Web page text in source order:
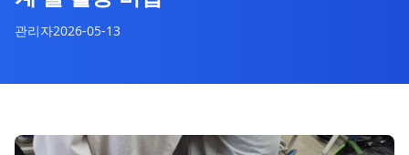
관리자2026-05-13